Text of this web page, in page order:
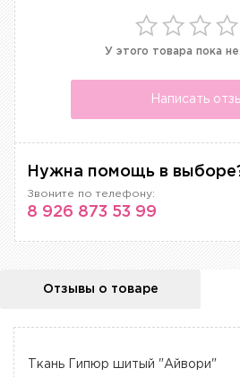
У этого товара пока
Написать
Нужна помощь в
Звоните по телефону:
8 926 873 53 99
Отзывы о товаре
Ткань Гипюр шитый "Айвори"